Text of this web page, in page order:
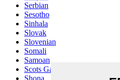
Serbian
Sesotho
Sinhala
Slovak
Slovenian
Somali
Samoan
Scots Gaelic
Shona